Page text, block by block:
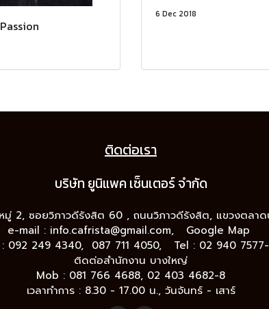
6 Dec 2018
ติดต่อเรา
บริษัท ยูนิแพค เซ็นเตอร์ จำกัด
2, ซอยวิภาวดีรังสิต 60 , ถนนวิภาวดีรังสิต, แขวงตลาด
e-mail : info.cafrista@gmail.com,
Google Map
092 249 4340, 087 711 4050, Tel : 02 940
ติดต่อสำนักงาน บางใหญ่
Mob : 081 766 4688, 02 403 4682-8
เวลาทำการ : 8.30 - 17.00 น., วันจันทร์ - เสาร์